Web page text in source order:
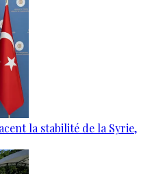
la stabilité de la Syrie,